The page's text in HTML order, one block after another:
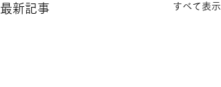
最新記事 すべて表示